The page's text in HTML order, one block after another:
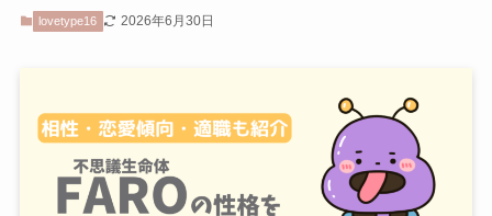
lovetype16 2026年6月30日